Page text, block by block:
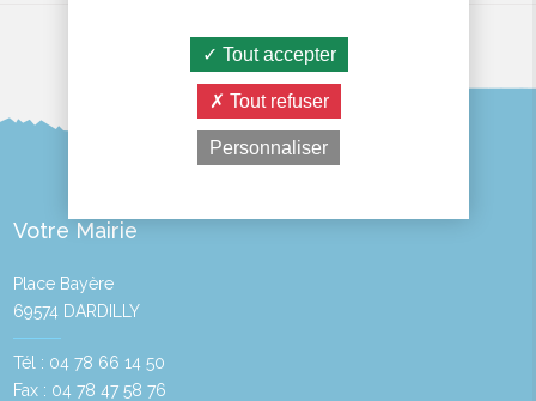
Votre Mairie
Place Bayère
69574 DARDILLY
Tél : 04 78 66 14 50
Fax : 04 78 47 58 76
Tout accepter
Tout refuser
Personnaliser